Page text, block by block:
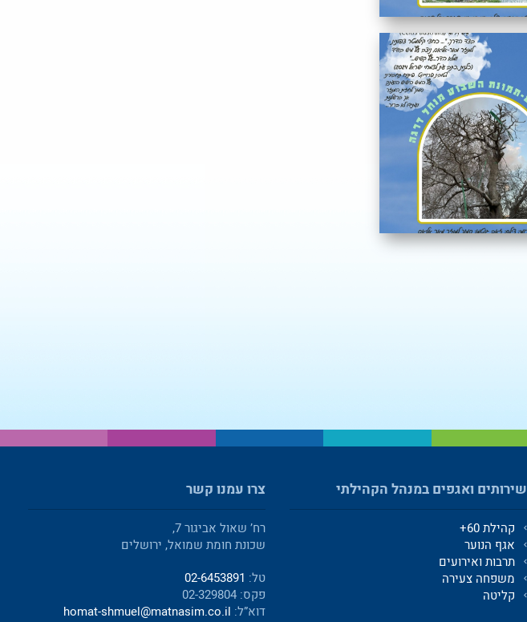
שירותים ואגפים במנהל הקהילתי
קהילת 60+
אגף הנוער
תרבות ואירועים
משפחה צעירה
קליטה
צרו עמנו קשר
רח’ שאול אביגור 7,
שכונת חומת שמואל, ירושלים
טל: 02-6453891
פקס: 02-329804
דוא”ל: homat-shmuel@matnasim.co.il